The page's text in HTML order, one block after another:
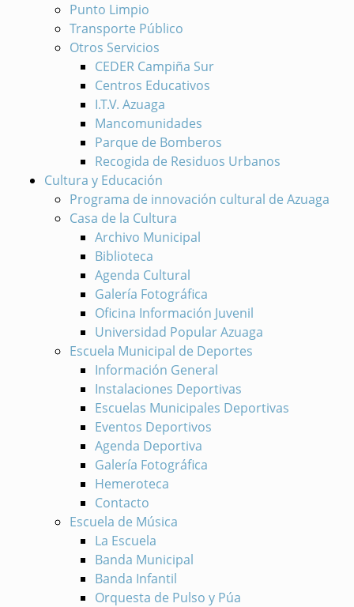
Punto Limpio
Transporte Público
Otros Servicios
CEDER Campiña Sur
Centros Educativos
I.T.V. Azuaga
Mancomunidades
Parque de Bomberos
Recogida de Residuos Urbanos
Cultura y Educación
Programa de innovación cultural de Azuaga
Casa de la Cultura
Archivo Municipal
Biblioteca
Agenda Cultural
Galería Fotográfica
Oficina Información Juvenil
Universidad Popular Azuaga
Escuela Municipal de Deportes
Información General
Instalaciones Deportivas
Escuelas Municipales Deportivas
Eventos Deportivos
Agenda Deportiva
Galería Fotográfica
Hemeroteca
Contacto
Escuela de Música
La Escuela
Banda Municipal
Banda Infantil
Orquesta de Pulso y Púa